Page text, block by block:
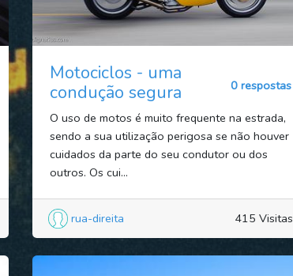
Motociclos - uma
condução segura
0 respostas
O uso de motos é muito frequente na estrada,
sendo a sua utilização perigosa se não houver
cuidados da parte do seu condutor ou dos
outros. Os cui...
rua-direita 415 Visitas